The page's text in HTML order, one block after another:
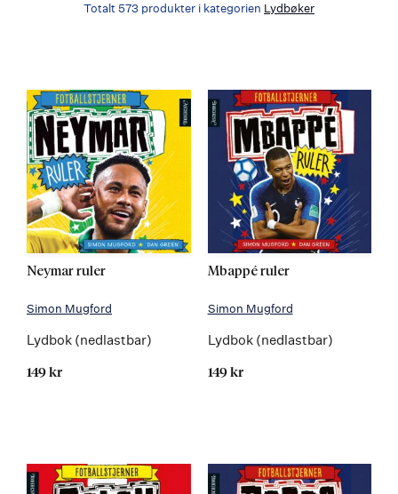
Totalt 573 produkter i kategorien Lydbøker
Neymar ruler
Simon Mugford
Lydbok (nedlastbar)
149 kr
Mbappé ruler
Simon Mugford
Lydbok (nedlastbar)
149 kr